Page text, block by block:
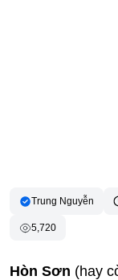
Trung Nguyễn
5,720
Hòn Sơn (hay